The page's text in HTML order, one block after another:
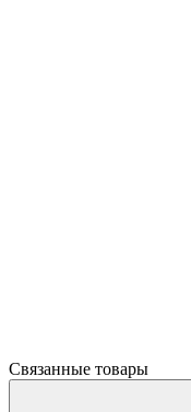
Связанные товары